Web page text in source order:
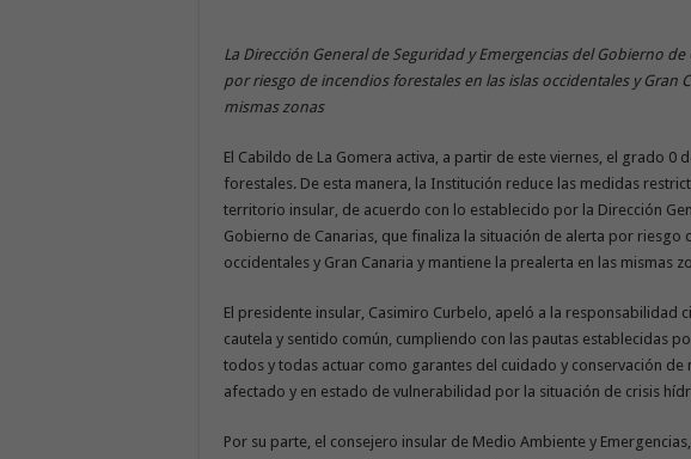
La Dirección General de Seguridad y Emergencias del Gobierno
por riesgo de incendios forestales en las islas occidentales y Gran
mismas zonas
El Cabildo de La Gomera activa, a partir de este viernes, el grado 0
forestales. De esta manera, la Institución reduce las medidas
territorio insular, de acuerdo con lo establecido por la Dirección
Gobierno de Canarias, que finaliza la situación de alerta por riesgo
occidentales y Gran Canaria y mantiene la prealerta en las mismas
El presidente insular, Casimiro Curbelo, apeló a la responsabilidad
cautela y sentido común, cumpliendo con las pautas establecidas
todos y todas actuar como garantes del cuidado y conservación
afectado y en estado de vulnerabilidad por la situación de crisis
Por su parte, el consejero insular de Medio Ambiente y